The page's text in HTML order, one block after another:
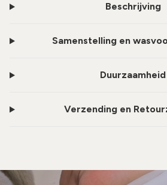
Beschrijving
Samenstelling en
Duurzaamheid
Verzending en